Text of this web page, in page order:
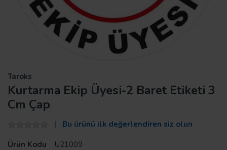
Taroks
Kurtarma Ekip Üyesi-2 Baret Etiketi 3
Cm Çap
Bu ürünü ilk değerlendiren siz olun
Ürün Kodu
U21009